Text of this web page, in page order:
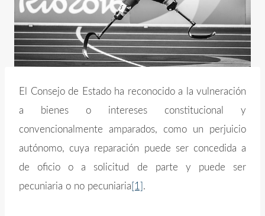
El Consejo de Estado ha reconocido a la vulneración
a bienes o intereses constitucional y
convencionalmente amparados, como un perjuicio
autónomo, cuya reparación puede ser concedida a
de oficio o a solicitud de parte y puede ser
pecuniaria o no pecuniaria [1] .